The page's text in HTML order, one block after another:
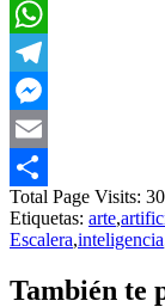
LinkedIn
WhatsApp
Telegram
Messenger
Email
Compartir
Total Page Visits:
Etiquetas: arte,
Escalera,inteligencia
También te